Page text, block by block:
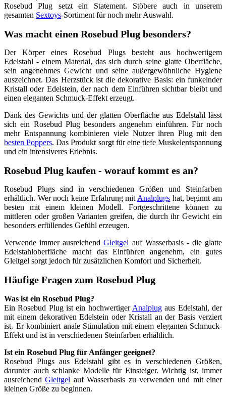
Rosebud Plug setzt ein Statement. Stöbere auch in unserem
gesamten Sextoys-Sortiment für noch mehr Auswahl.
Was macht einen Rosebud Plug besonders?
Der Körper eines Rosebud Plugs besteht aus hochwertigem
Edelstahl - einem Material, das sich durch seine glatte Oberfläche,
sein angenehmes Gewicht und seine außergewöhnliche Hygiene
auszeichnet. Das Herzstück ist die dekorative Basis: ein funkelnder
Kristall oder Edelstein, der nach dem Einführen sichtbar bleibt und
einen eleganten Schmuck-Effekt erzeugt.
Dank des Gewichts und der glatten Oberfläche aus Edelstahl lässt
sich ein Rosebud Plug besonders angenehm einführen. Für noch
mehr Entspannung kombinieren viele Nutzer ihren Plug mit den
besten Poppers. Das Produkt sorgt für eine tiefe Muskelentspannung
und ein intensiveres Erlebnis.
Rosebud Plug kaufen - worauf kommt es an?
Rosebud Plugs sind in verschiedenen Größen und Steinfarben
erhältlich. Wer noch keine Erfahrung mit Analplugs hat, beginnt am
besten mit einem kleinen Modell. Fortgeschrittene können zu
mittleren oder großen Varianten greifen, die durch ihr Gewicht ein
besonders erfüllendes Gefühl erzeugen.
Verwende immer ausreichendGleitgel auf Wasserbasis - die glatte
Edelstahloberfläche macht das Einführen angenehm, ein gutes
Gleitgel sorgt jedoch für zusätzlichen Komfort und Sicherheit.
Häufige Fragen zum Rosebud Plug
Was ist ein Rosebud Plug?
Ein Rosebud Plug ist ein hochwertiger Analplug aus Edelstahl, der
mit einem dekorativen Edelstein oder Kristall an der Basis verziert
ist. Er kombiniert anale Stimulation mit einem eleganten Schmuck-
Effekt und ist in verschiedenen Steinfarben erhältlich.
Ist ein Rosebud Plug für Anfänger geeignet?
Rosebud Plugs aus Edelstahl gibt es in verschiedenen Größen,
darunter auch schlanke Modelle für Einsteiger. Wichtig ist, immer
ausreichendGleitgel auf Wasserbasis zu verwenden und mit einer
kleinen Größe zu beginnen.